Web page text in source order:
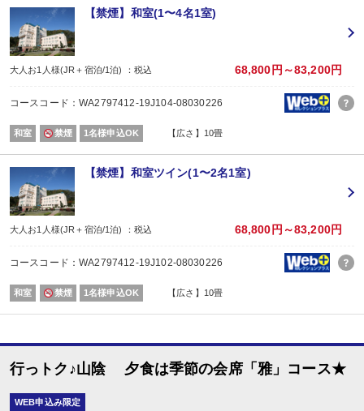
■夕食
場所:
レストラン
内容:
【時間】17：30～20：30（17：30～／18：00～／18：30～） ※当日受付
■朝食
場所:
レストラン
内容:
和定食
【時間】7：00～9：00（7：00～／7：30～／8：00～）
【禁煙】和室(1〜4名1室)
大人お1人様(JR＋宿泊/1泊) ：税込 68,800円～83,200円
コースコード：WA2797412-19J104-08030226
和室 禁煙 1名様申込OK 【広さ】10畳
【禁煙】和室ツイン(1〜2名1室)
大人お1人様(JR＋宿泊/1泊) ：税込 68,800円～83,200円
コースコード：WA2797412-19J102-08030226
和室 禁煙 1名様申込OK 【広さ】10畳
行っトク♪山陰 夕食は季節の会席「雅」コース★
WEB申込み限定